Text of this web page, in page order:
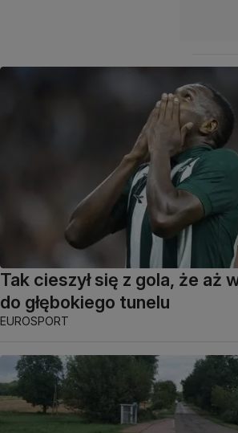
Tak cieszył się z gola, że aż
do głębokiego tunelu
EUROSPORT